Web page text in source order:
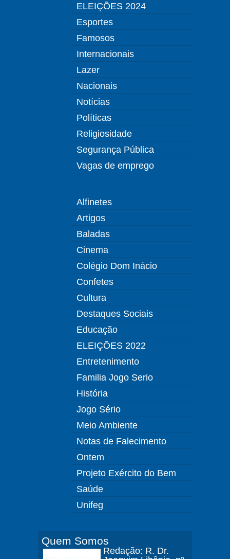
ELEIÇÕES 2024
Esportes
Famosos
Internacionais
Lazer
Nacionais
Notícias
Políticas
Religiosidade
Segurança Pública
Vagas de emprego
Alfinetes
Artigos
Baladas
Cinema
Colégio Dom Inácio
Confetes
Cultura
Destaques Sociais
Educação
ELEIÇÕES 2022
Entretenimento
Familia Jogo Serio
História
Jogo Sério
Meio Ambiente
Notas de Falecimento
Ontem
Projeto Exército do Bem
Saúde
Unifeg
Quem Somos
Redação: R. Dr.